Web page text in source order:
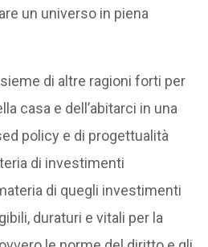
un universo in piena
di altre ragioni forti per
casa e dell’abitarci in una
policy e di progettualità
di investimenti
di quegli investimenti
duraturi e vitali per la